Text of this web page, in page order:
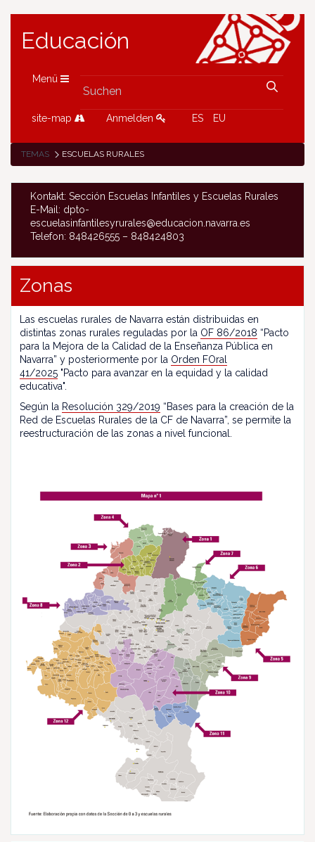
Educación
Menü
site-map Anmelden ES EU
TEMAS ESCUELAS RURALES
Kontakt: Sección Escuelas Infantiles y Escuelas Rurales
E-Mail: dpto-
escuelasinfantilesyrurales@educacion.navarra.es
Telefon: 848426555 – 848424803
Zonas
Las escuelas rurales de Navarra están distribuidas en
distintas zonas rurales reguladas por la OF 86/2018 “Pacto
para la Mejora de la Calidad de la Enseñanza Pública en
Navarra” y posteriormente por la Orden FOral
41/2025 "Pacto para avanzar en la equidad y la calidad
educativa".
Según la Resolución 329/2019 “Bases para la creación de la
Red de Escuelas Rurales de la CF de Navarra”, se permite la
reestructuración de las zonas a nivel funcional.